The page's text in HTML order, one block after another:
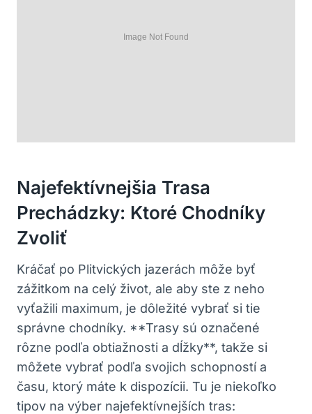
Najefektívnejšia Trasa
Prechádzky: ⁢Ktoré Chodníky
Zvoliť
Kráčať ⁤po‌ Plitvických ⁢jazerách⁢ môže byť
zážitkom na celý ⁣život, ale​ aby ste z neho
vyťažili maximum, ⁢je dôležité vybrať ⁢si ⁤tie
⁤správne chodníky.⁢ **Trasy sú označené
rôzne podľa obtiažnosti a dĺžky**, takže si
môžete vybrať podľa svojich schopností⁣ a
času, ktorý máte k dispozícii. Tu je niekoľko
tipov na výber najefektívnejších tras: